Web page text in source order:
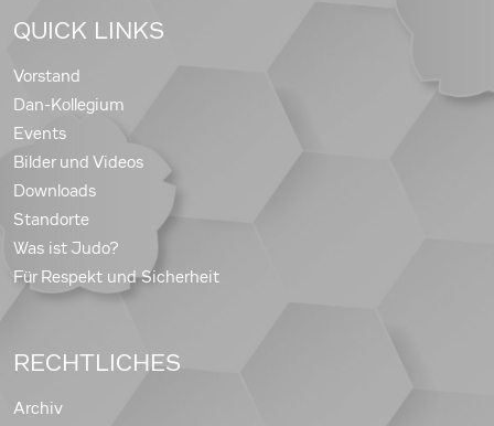
QUICK LINKS
Vorstand
Dan-Kollegium
Events
Bilder und Videos
Downloads
Standorte
Was ist Judo?
Für Respekt und Sicherheit
RECHTLICHES
Archiv